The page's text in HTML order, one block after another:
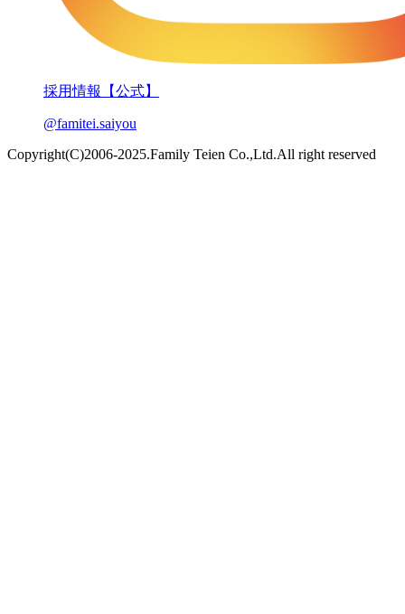
採用情報【公式】
@famitei.saiyou
Copyright(C)2006-2025.Family Teien Co.,Ltd.All right reserved